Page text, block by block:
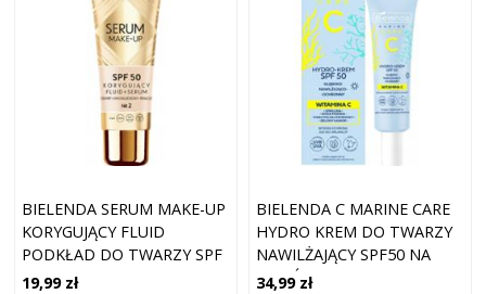
BIELENDA SERUM MAKE-UP
KORYGUJĄCY FLUID
PODKŁAD DO TWARZY SPF
50 NR 2 30G
19,99 zł
BIELENDA C MARINE CARE
HYDRO KREM DO TWARZY
NAWILŻAJĄCY SPF50 NA
DZIEŃ 40ML
34,99 zł